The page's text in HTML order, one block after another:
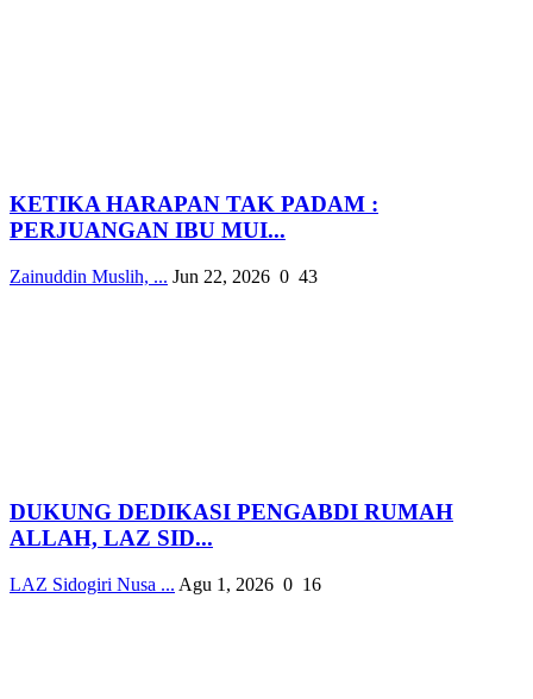
KETIKA HARAPAN TAK PADAM :
PERJUANGAN IBU MUI...
Zainuddin Muslih, ... Jun 22, 2026 0 43
DUKUNG DEDIKASI PENGABDI RUMAH
ALLAH, LAZ SID...
LAZ Sidogiri Nusa ... Agu 1, 2026 0 16